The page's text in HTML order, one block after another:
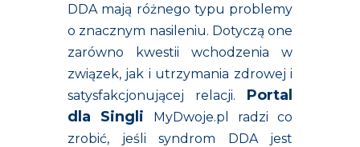
DDA mają różnego typu problemy
o znacznym nasileniu. Dotyczą one
zarówno kwestii wchodzenia w
związek, jak i utrzymania zdrowej i
satysfakcjonującej relacji. Portal
dla Singli MyDwoje.pl radzi co
zrobić, jeśli syndrom DDA jest